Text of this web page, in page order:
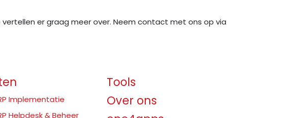
er graag meer over. Neem contact met ons op via
Implementatie
Helpdesk & Beheer
Tools
Over ons